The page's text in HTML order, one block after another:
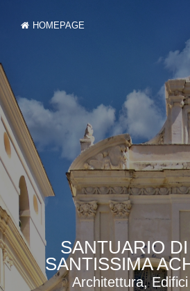
HOMEPAGE
SANTUARIO
SANTISSIMA
Architettura,